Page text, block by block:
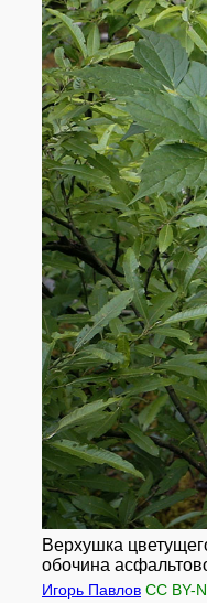
Верхушка
обочина
Игорь Павлов CC BY-